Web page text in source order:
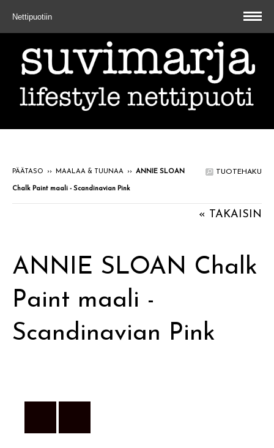
Nettipuotiin
TUOTEHAKU
PÄÄTASO ›› MAALAA & TUUNAA ›› ANNIE SLOAN
Chalk Paint maali - Scandinavian Pink
« TAKAISIN
ANNIE SLOAN Chalk
Paint maali -
Scandinavian Pink